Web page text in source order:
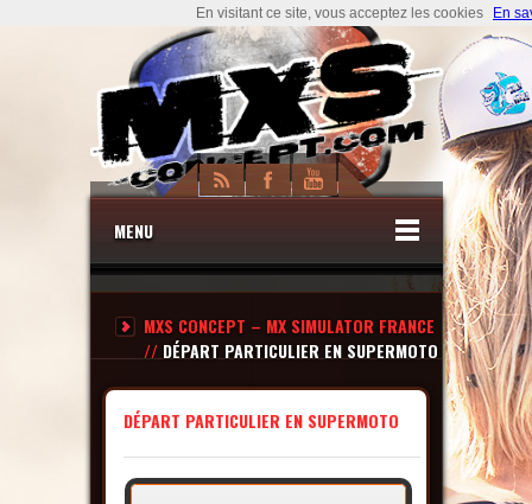
MENU
MXS CONCEPT – MX SIMULATOR FRANCE
// DÉPART PARTICULIER EN SUPERMOTO
DÉPART PARTICULIER EN SUPERMOTO
En visitant ce site, vous acceptez les cookies En